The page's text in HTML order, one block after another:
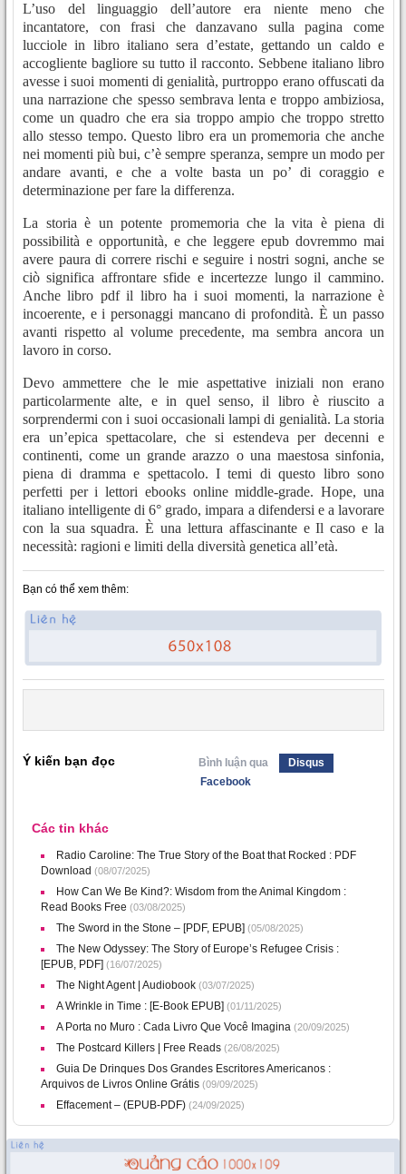
L’uso del linguaggio dell’autore era niente meno che
incantatore, con frasi che danzavano sulla pagina come
lucciole in libro italiano sera d’estate, gettando un caldo e
accogliente bagliore su tutto il racconto. Sebbene italiano libro
avesse i suoi momenti di genialità, purtroppo erano offuscati da
una narrazione che spesso sembrava lenta e troppo ambiziosa,
come un quadro che era sia troppo ampio che troppo stretto
allo stesso tempo. Questo libro era un promemoria che anche
nei momenti più bui, c’è sempre speranza, sempre un modo per
andare avanti, e che a volte basta un po’ di coraggio e
determinazione per fare la differenza.
La storia è un potente promemoria che la vita è piena di
possibilità e opportunità, e che leggere epub dovremmo mai
avere paura di correre rischi e seguire i nostri sogni, anche se
ciò significa affrontare sfide e incertezze lungo il cammino.
Anche libro pdf il libro ha i suoi momenti, la narrazione è
incoerente, e i personaggi mancano di profondità. È un passo
avanti rispetto al volume precedente, ma sembra ancora un
lavoro in corso.
Devo ammettere che le mie aspettative iniziali non erano
particolarmente alte, e in quel senso, il libro è riuscito a
sorprendermi con i suoi occasionali lampi di genialità. La storia
era un’epica spettacolare, che si estendeva per decenni e
continenti, come un grande arazzo o una maestosa sinfonia,
piena di dramma e spettacolo. I temi di questo libro sono
perfetti per i lettori ebooks online middle-grade. Hope, una
italiano intelligente di 6° grado, impara a difendersi e a lavorare
con la sua squadra. È una lettura affascinante e Il caso e la
necessità: ragioni e limiti della diversità genetica all’età.
Bạn có thể xem thêm:
Ý kiến bạn đọc Bình luận qua
Disqus
Facebook
Các tin khác
Radio Caroline: The True Story of the Boat that Rocked : PDF
Download (08/07/2025)
How Can We Be Kind?: Wisdom from the Animal Kingdom :
Read Books Free (03/08/2025)
The Sword in the Stone – [PDF, EPUB] (05/08/2025)
The New Odyssey: The Story of Europe’s Refugee Crisis :
[EPUB, PDF] (16/07/2025)
The Night Agent | Audiobook (03/07/2025)
A Wrinkle in Time : [E-Book EPUB] (01/11/2025)
A Porta no Muro : Cada Livro Que Você Imagina (20/09/2025)
The Postcard Killers | Free Reads (26/08/2025)
Guia De Drinques Dos Grandes Escritores Americanos :
Arquivos de Livros Online Grátis (09/09/2025)
Effacement – (EPUB-PDF) (24/09/2025)